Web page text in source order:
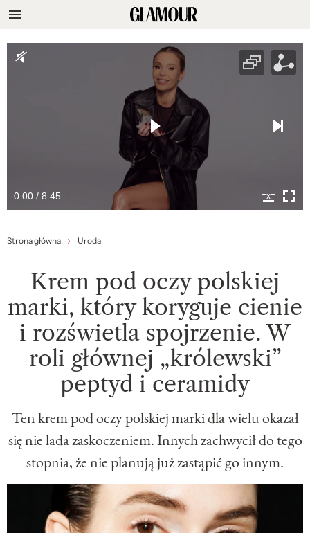
0:00 / 8:45
Strona główna Uroda
Krem pod oczy polskiej
marki, który koryguje cienie
i rozświetla spojrzenie. W
roli głównej „królewski”
peptyd i ceramidy
Ten krem pod oczy polskiej marki dla wielu okazał
się nie lada zaskoczeniem. Innych zachwycił do tego
stopnia, że nie planują już zastąpić go innym.